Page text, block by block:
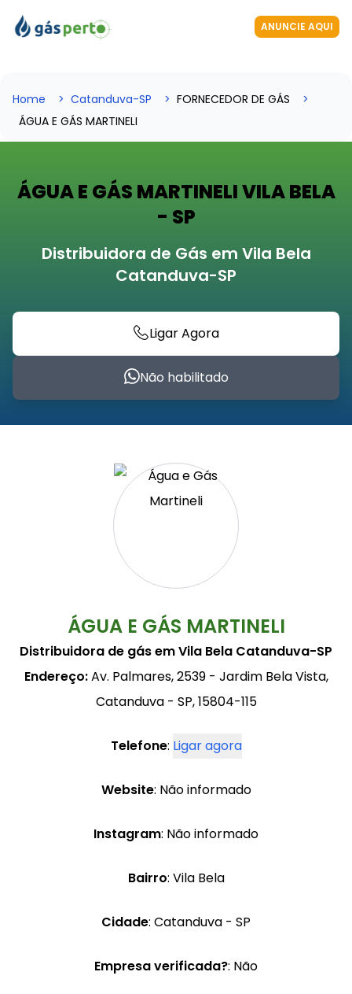
ANUNCIE AQUI
Home Catanduva-SP
FORNECEDOR DE GÁS
ÁGUA E GÁS MARTINELI
ÁGUA E GÁS MARTINELI VILA BELA
- SP
Distribuidora de Gás em Vila Bela
Catanduva-SP
Ligar Agora
Não habilitado
ÁGUA E GÁS MARTINELI
Distribuidora de gás em Vila Bela Catanduva-SP
Endereço:Av. Palmares, 2539 - Jardim Bela Vista,
Catanduva - SP, 15804-115
Telefone: Ligar agora
Website: Não informado
Instagram: Não informado
Bairro: Vila Bela
Cidade: Catanduva - SP
Empresa verificada?: Não